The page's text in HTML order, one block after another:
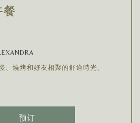
餐
、燒烤和好友相聚的舒適時光。
预订